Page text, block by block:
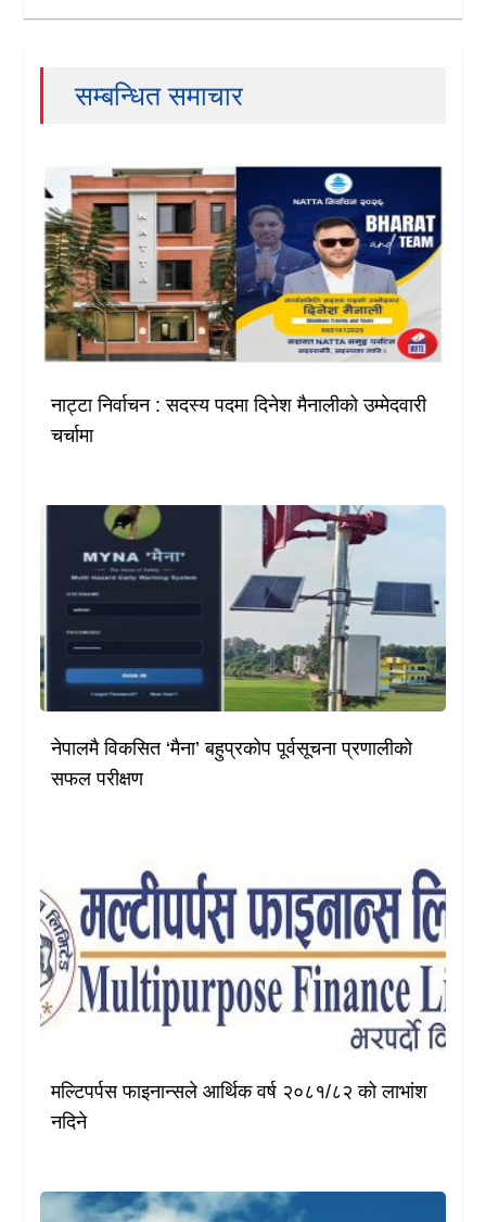
सम्बन्धित समाचार
नाट्टा निर्वाचन : सदस्य पदमा दिनेश मैनालीको उम्मेदवारी
चर्चामा
नेपालमै विकसित ‘मैना’ बहुप्रकोप पूर्वसूचना प्रणालीको
सफल परीक्षण
मल्टिपर्पस फाइनान्सले आर्थिक वर्ष २०८१/८२ को लाभांश
नदिने